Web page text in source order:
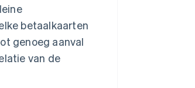
betaalkaarten
genoeg aanval
van de